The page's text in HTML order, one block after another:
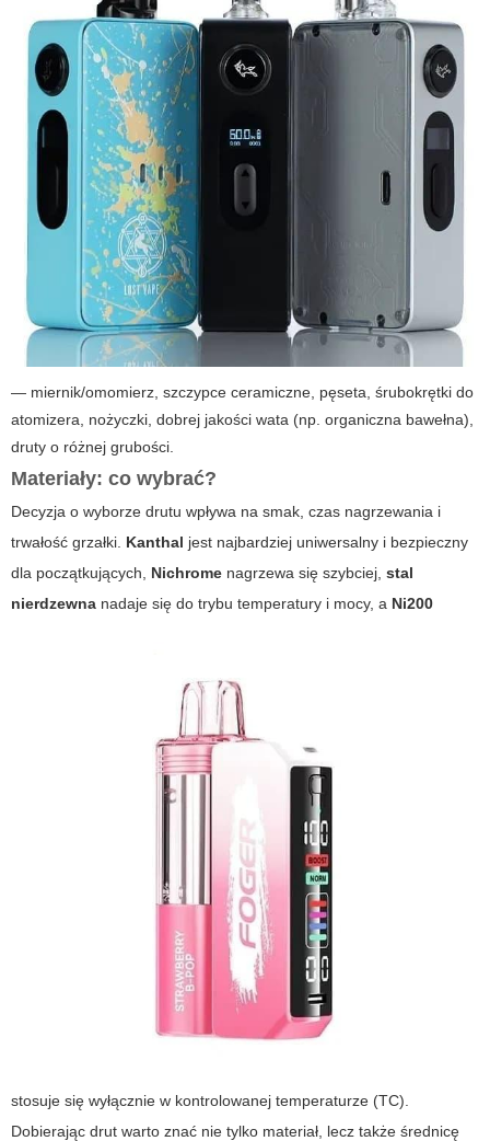
— miernik/omomierz, szczypce ceramiczne, pęseta, śrubokrętki do
atomizera, nożyczki, dobrej jakości wata (np. organiczna bawełna),
druty o różnej grubości.
Materiały: co wybrać?
Decyzja o wyborze drutu wpływa na smak, czas nagrzewania i
trwałość grzałki. Kanthal jest najbardziej uniwersalny i bezpieczny
dla początkujących, Nichrome nagrzewa się szybciej, stal
nierdzewna nadaje się do trybu temperatury i mocy, a Ni200
stosuje się wyłącznie w kontrolowanej temperaturze (TC).
Dobierając drut warto znać nie tylko materiał, lecz także średnicę